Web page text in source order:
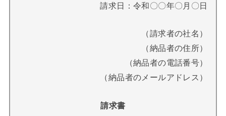
請求日：令和〇〇年〇月〇日
（請求者の社名）
（納品者の住所）
（納品者の電話番号）
（納品者のメールアドレス）
請求書